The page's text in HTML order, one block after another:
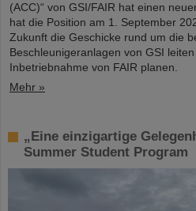
(ACC)“ von GSI/FAIR hat einen
hat die Position am 1. September
Zukunft die Geschicke rund um die
Beschleunigeranlagen von GSI
Inbetriebnahme von FAIR planen.
Mehr »
„Eine einzigartige
Summer Student Program